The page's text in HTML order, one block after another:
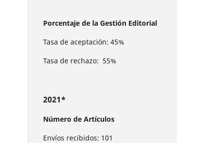
Porcentaje de la Gestión Editorial
Tasa de aceptación: 45%
Tasa de rechazo: 55%
2021*
Número de Artículos
Envíos recibidos: 101